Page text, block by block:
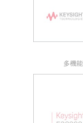
多機